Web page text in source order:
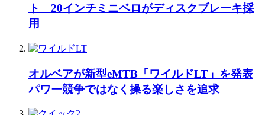
ト 20インチミニベロがディスクブレーキ採
用
オルベアが新型eMTB「ワイルドLT」を発表
パワー競争ではなく操る楽しさを追求